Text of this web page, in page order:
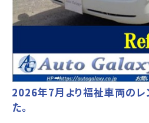
2026年7月より福祉車両のレ
た。